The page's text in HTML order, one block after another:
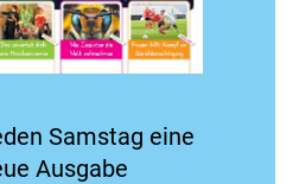
Samstag eine
Ausgabe